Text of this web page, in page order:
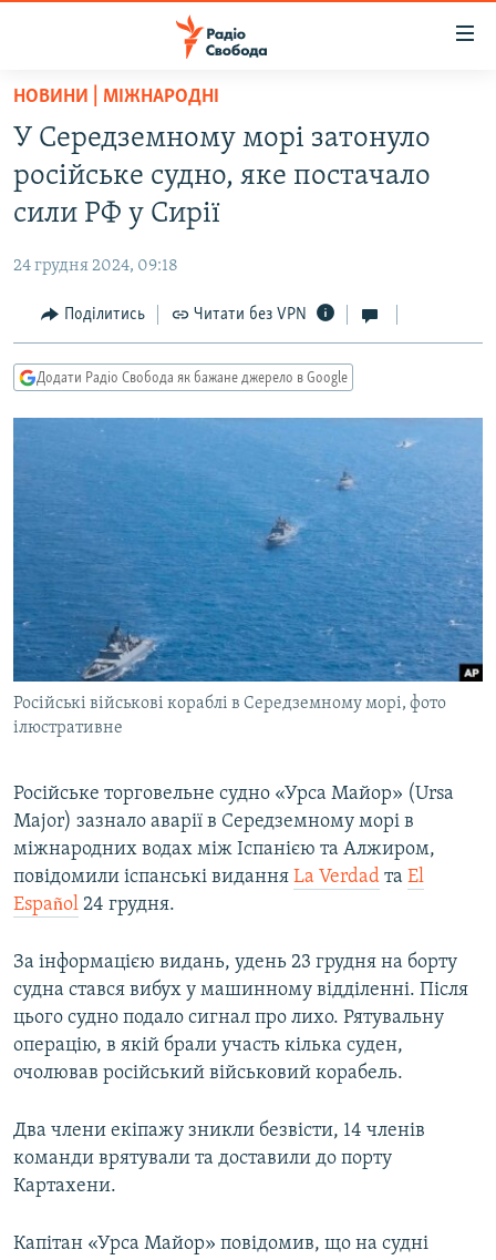
Перейти
основного
матеріалу
Перейти
до
основної
навігації
Перейти
до
пошуку
ВСЕ ЗА ДОБУ
СТАТТІ
ЕКОНОМІКА
СУСПІЛЬСТВО
РОСІЙСЬКА «ФІЛЬТРАЦІЯ»
ДОНБАС.РЕАЛІЇ
ТИ ЯК?
КИТАЙ.ВИКЛИКИ
МУЛЬТИМЕДІА
ФОТО
СПЕЦПРОЄКТИ
ПОДКАСТИ
КРИМ РЕАЛІЇ
РУС
КТАТ
ДОЛУЧАЙСЯ!
Усі сайти RFE/RL
НОВИНИ | МІЖНАРОДНІ
У Середземному морі затонуло
російське судно, яке постачало
сили РФ у Сирії
24 грудня 2024, 09:18
Поділитись Читати без VPN
Додати Радіо Свобода як бажане джерело в Google
Російські військові кораблі в Середземному морі, фото
ілюстративне
Російське торговельне судно «Урса Майор» (Ursa
Major) зазнало аварії в Середземному морі в
міжнародних водах між Іспанією та Алжиром,
повідомили іспанські видання La Verdad та El
Español 24 грудня.
За інформацією видань, удень 23 грудня на борту
судна стався вибух у машинному відділенні. Після
цього судно подало сигнал про лихо. Рятувальну
операцію, в якій брали участь кілька суден,
очолював російський військовий корабель.
Два члени екіпажу зникли безвісти, 14 членів
команди врятували та доставили до порту
Картахени.
Капітан «Урса Майор» повідомив, що на судні